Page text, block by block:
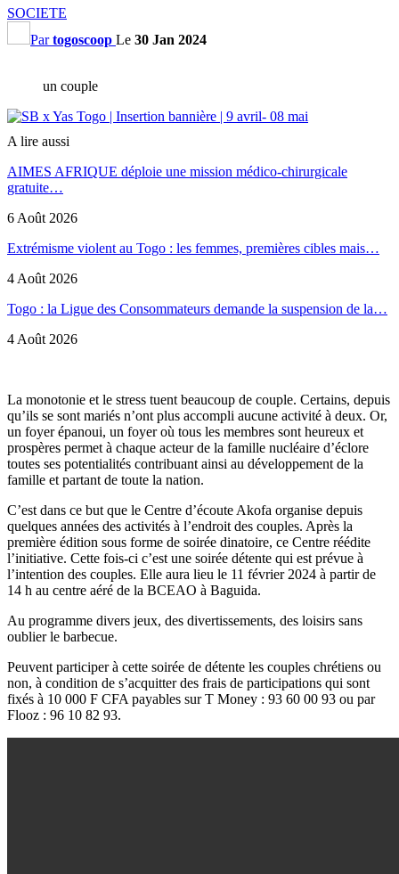
SOCIETE
Partogoscoop Le 30 Jan 2024
un couple
A lire aussi
AIMES AFRIQUE déploie une mission médico-chirurgicale
gratuite…
6 Août 2026
Extrémisme violent au Togo : les femmes, premières cibles mais…
4 Août 2026
Togo : la Ligue des Consommateurs demande la suspension de la…
4 Août 2026
La monotonie et le stress tuent beaucoup de couple. Certains, depuis
qu’ils se sont mariés n’ont plus accompli aucune activité à deux. Or,
un foyer épanoui, un foyer où tous les membres sont heureux et
prospères permet à chaque acteur de la famille nucléaire d’éclore
toutes ses potentialités contribuant ainsi au développement de la
famille et partant de toute la nation.
C’est dans ce but que le Centre d’écoute Akofa organise depuis
quelques années des activités à l’endroit des couples. Après la
première édition sous forme de soirée dinatoire, ce Centre réédite
l’initiative. Cette fois-ci c’est une soirée détente qui est prévue à
l’intention des couples. Elle aura lieu le 11 février 2024 à partir de
14 h au centre aéré de la BCEAO à Baguida.
Au programme divers jeux, des divertissements, des loisirs sans
oublier le barbecue.
Peuvent participer à cette soirée de détente les couples chrétiens ou
non, à condition de s’acquitter des frais de participations qui sont
fixés à 10 000 F CFA payables sur T Money : 93 60 00 93 ou par
Flooz : 96 10 82 93.